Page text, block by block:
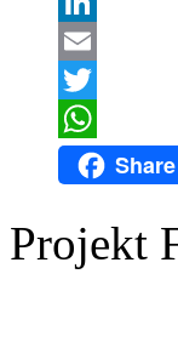
LinkedIn
Email
Twitter
WhatsAppShare
Projekt